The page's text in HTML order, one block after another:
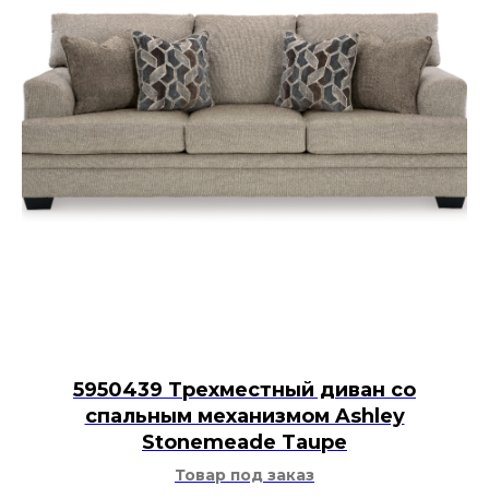
5950439 Трехместный диван со
спальным механизмом Ashley
Stonemeade Taupe
Товар под заказ